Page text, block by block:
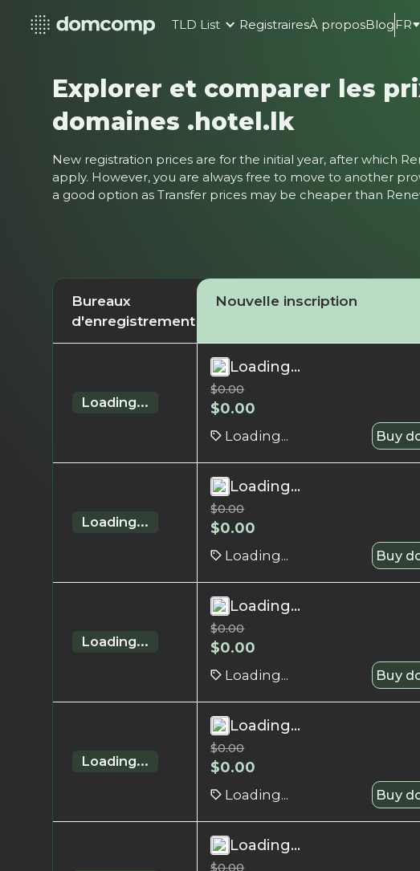
TLD List RegistrairesÀ proposBlog FR
Explorer et comparer les
domaines .hotel.lk
New registration prices are for the initial year, after which
apply. However, you are always free to move to another
a good option as Transfer prices may be cheaper than
Bureaux
d'enregistrement
Nouvelle inscription
Loading...
Loading...
$0.00
$0.00
Loading... Buy
Loading...
Loading...
$0.00
$0.00
Loading... Buy
Loading...
Loading...
$0.00
$0.00
Loading... Buy
Loading...
Loading...
$0.00
$0.00
Loading... Buy
Loading...
$0.00